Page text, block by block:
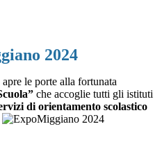
2024
le porte alla fortunata
che accoglie tutti gli istituti
di orientamento scolastico